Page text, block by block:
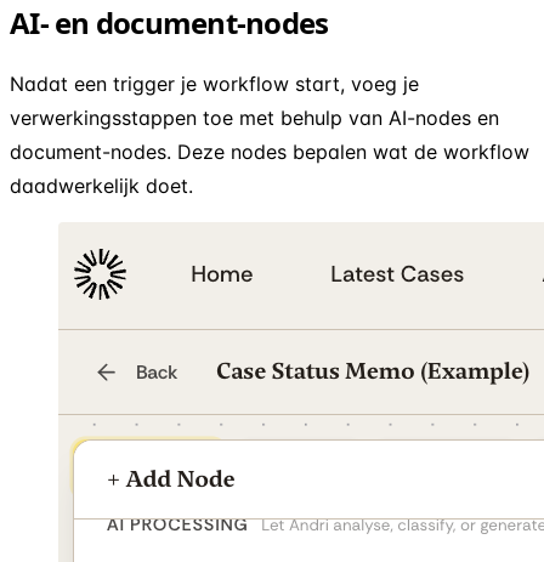
AI- en document-nodes
Nadat een trigger je workflow start, voeg je
verwerkingsstappen toe met behulp van AI-nodes en
document-nodes. Deze nodes bepalen wat de workflow
daadwerkelijk doet.